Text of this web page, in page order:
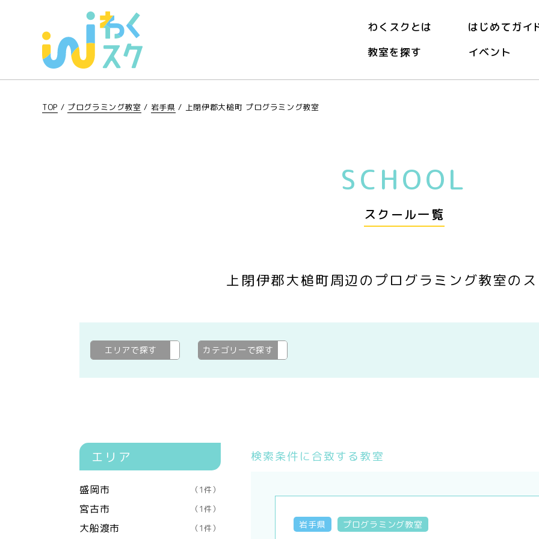
わくスクとは
はじめてガイ
教室を探す
イベント
TOP / プログラミング教室 / 岩手県 / 上閉伊郡大槌町 プログラミング教室
SCHOOL
スクール一覧
上閉伊郡大槌町周辺のプログラミング教室の
エリアで探す 上閉伊郡大槌町
カテゴリーで探す
エリア
盛岡市 （1件）
宮古市 （1件）
大船渡市 （1件）
検索条件に合致する教室
岩手県 プログラミング教室